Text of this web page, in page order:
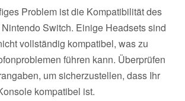
Problem ist die Kompatibilität des
Switch. Einige Headsets sind
vollständig kompatibel, was zu
führen kann. Überprüfen
um sicherzustellen, dass Ihr
kompatibel ist.